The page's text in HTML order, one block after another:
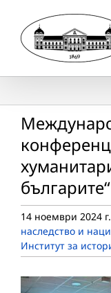
content
българите“
14 ноември 2024 г.
наследство и
Институт за